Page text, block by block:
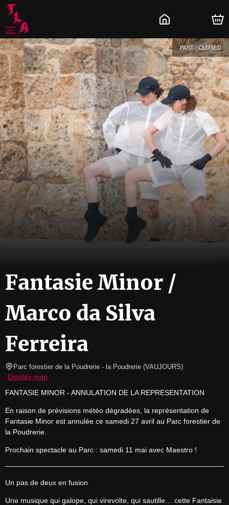
PAST / CLOSED
Fantasie Minor /
Marco da Silva
Ferreira
Parc forestier de la Poudrerie - la Poudrerie (VAUJOURS)
Display map
FANTASIE MINOR - ANNULATION DE LA REPRESENTATION
En raison de prévisions météo dégradées, la représentation de
Fantasie Minor est annulée ce samedi 27 avril au Parc forestier de
la Poudrerie.
Prochain spectacle au Parc : samedi 11 mai avec Maestro !
Un pas de deux en fusion
Une musique qui galope, qui virevolte, qui sautille… cette Fantaisie